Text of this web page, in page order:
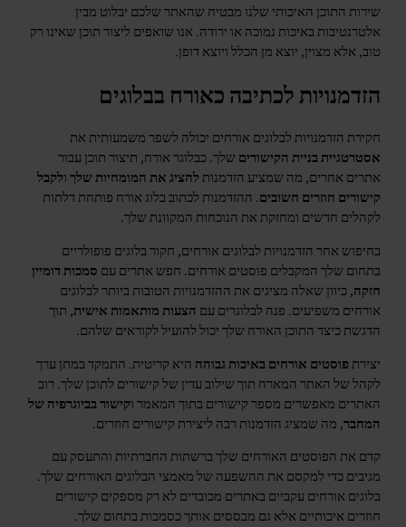
שירות התוכן האיכותי שלנו מבטיח שהאתר שלכם יבלוט מבין
אלטרנטיבות באיכות נמוכה או ירודה. אנו שואפים ליצור תוכן שאינו רק
טוב, אלא מצוין, יוצא מן הכלל ויוצא דופן.
הזדמנויות לכתיבה כאורח בבלוגים
חקירת הזדמנויות לבלוגים אורחים יכולה לשפר משמעותית את
אסטרטגיית בניית הקישורים שלך. כבלוגר אורח, תיצור תוכן עבור
אתרים אחרים, מה שמציע הזדמנותלהציג את המומחיות שלךולקבל
קישורים חוזרים חשובים. ההזדמנות לכתוב בלוג אורח פותחת דלתות
לקהלים חדשים ומחזקת את הנוכחות המקוונת שלך.
בחיפוש אחר הזדמנויות לבלוגים אורחים, חקור בלוגים פופולריים
בתחום שלך המקבלים פוסטים אורחים. חפש אתרים עם סמכות דומיין
חזקה, כיוון שאלה מציגים את ההזדמנויות הטובות ביותר לבלוגים
אורחים משפיעים. פנה לבלוגרים עם הצעות מותאמות אישית, תוך
הדגשת כיצד התוכן האורח שלך יכול להועיל לקוראים שלהם.
יצירתפוסטים אורחים באיכות גבוהה היא קריטית. התמקד במתן ערך
לקהל של האתר המארח תוך שילוב עדין של קישורים לתוכן שלך. רוב
האתרים מאפשרים מספר קישורים בתוך המאמר וקישור בביוגרפיה של
המחבר, מה שמציג הזדמנות רבה ליצירת קישורים חוזרים.
קדם את הפוסטים האורחים שלך ברשתות החברתיות והתעסק עם
מגיבים כדי למקסם את ההשפעה של מאמצי הבלוגים האורחים שלך.
בלוגים אורחים עקביים באתרים מכובדים לא רק מספקים קישורים
חוזרים איכותיים אלא גם מבססים אותך כסמכות בתחום שלך.